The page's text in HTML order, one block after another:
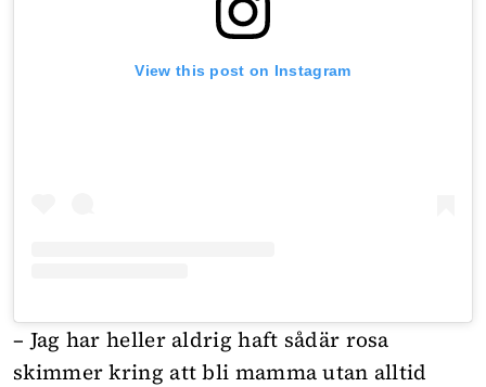
View this post on Instagram
– Jag har heller aldrig haft sådär rosa
skimmer kring att bli mamma utan alltid